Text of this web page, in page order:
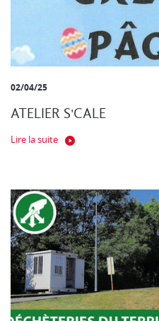
02/04/25
ATELIER S'CALE
Lire la suite